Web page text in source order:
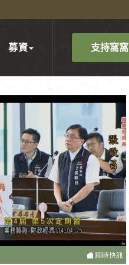
支持窩窩
募資
即時快訊